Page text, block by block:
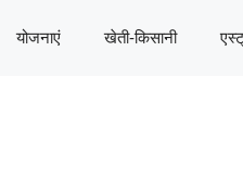
योजनाएं खेती-किसानी